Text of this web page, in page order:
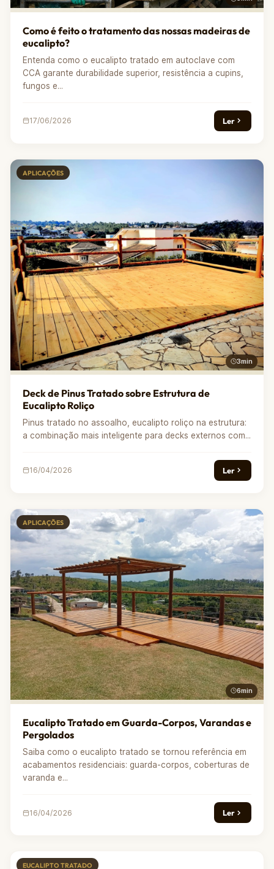
Como é feito o tratamento das nossas madeiras de
eucalipto?
Entenda como o eucalipto tratado em autoclave com
CCA garante durabilidade superior, resistência a cupins,
fungos e...
17/06/2026 Ler
APLICAÇÕES
3min
Deck de Pinus Tratado sobre Estrutura de
Eucalipto Roliço
Pinus tratado no assoalho, eucalipto roliço na estrutura:
a combinação mais inteligente para decks externos com...
16/04/2026 Ler
APLICAÇÕES
6min
Eucalipto Tratado em Guarda-Corpos, Varandas e
Pergolados
Saiba como o eucalipto tratado se tornou referência em
acabamentos residenciais: guarda-corpos, coberturas de
varanda e...
16/04/2026 Ler
EUCALIPTO TRATADO